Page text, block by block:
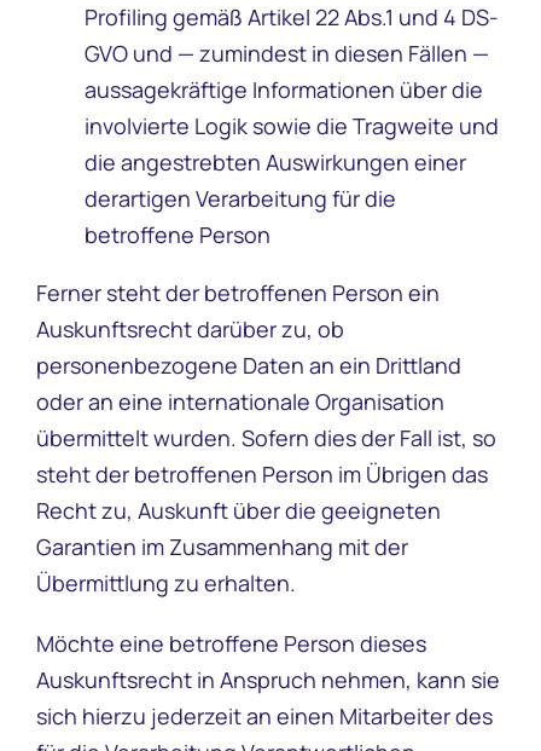
Profiling gemäß Artikel 22 Abs.1 und 4 DS-
GVO und — zumindest in diesen Fällen —
aussagekräftige Informationen über die
involvierte Logik sowie die Tragweite und
die angestrebten Auswirkungen einer
derartigen Verarbeitung für die
betroffene Person
Ferner steht der betroffenen Person ein
Auskunftsrecht darüber zu, ob
personenbezogene Daten an ein Drittland
oder an eine internationale Organisation
übermittelt wurden. Sofern dies der Fall ist, so
steht der betroffenen Person im Übrigen das
Recht zu, Auskunft über die geeigneten
Garantien im Zusammenhang mit der
Übermittlung zu erhalten.
Möchte eine betroffene Person dieses
Auskunftsrecht in Anspruch nehmen, kann sie
sich hierzu jederzeit an einen Mitarbeiter des